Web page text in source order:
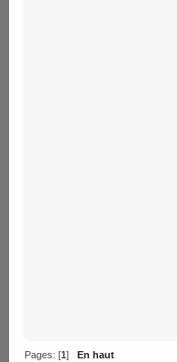
Pages: [1] En haut